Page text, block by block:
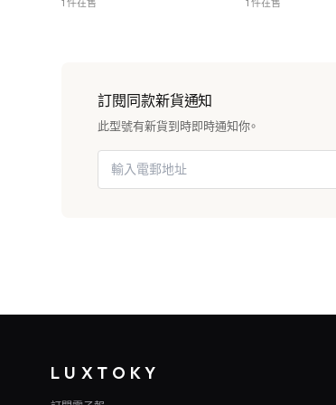
1 件在售 1 件在售
訂閱同款新貨通知
此型號有新貨到時即時通知你。
LUXTOKY